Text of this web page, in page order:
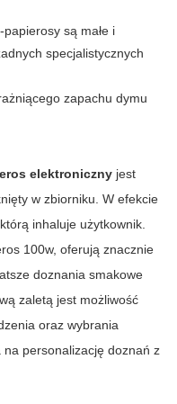
są małe i
specjalistycznych
zapachu dymu
elektroniczny jest
w zbiorniku. W efekcie
inhaluje użytkownik.
100w, oferują znacznie
doznania smakowe
zaletą jest możliwość
oraz wybrania
personalizację doznań z